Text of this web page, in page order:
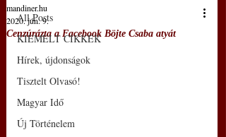
All Posts
KIEMELT CIKKEK
Hírek, újdonságok
Tisztelt Olvasó!
Magyar Idő
Új Történelem
Cenzúrázta a Facebook Böjte Csaba atyát
mandiner.hu
2020. jún. 9.